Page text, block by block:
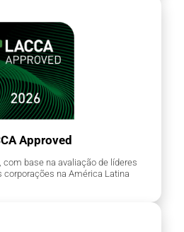
Approved
com base na avaliação de líderes
corporações na América Latina